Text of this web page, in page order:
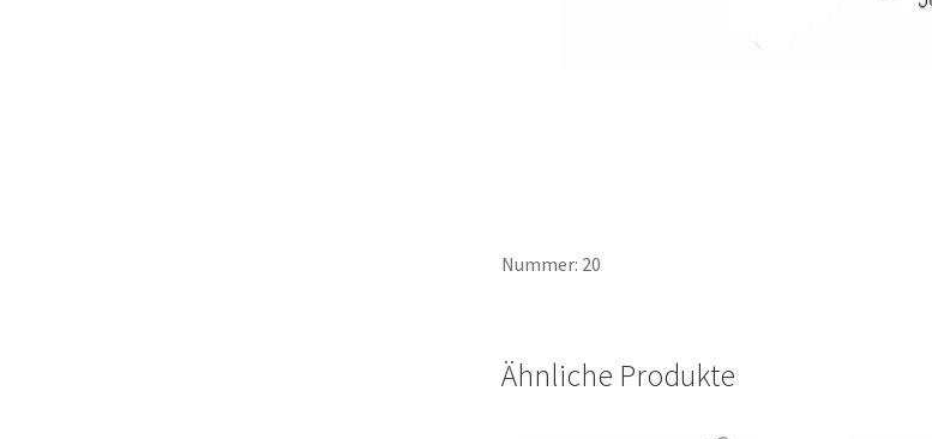
Nummer: 20
Ähnliche Produkte